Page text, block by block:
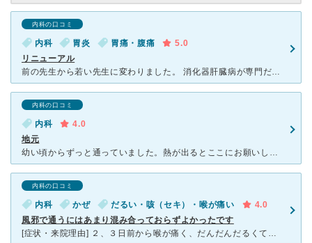
内科の口コミ
内科 胃炎 胃痛・腹痛
5.0
リニューアル
前の先生から若い先生に変わりました。 消化器肝臓病が専門だそうです。 丁寧に説明してもらいました。 前から胃腸の調子が悪かったので内視鏡をしてもらいました。 鼻からなので痛くなくあっという間に
内科の口コミ
内科
4.0
地元
幼い頃からずっと通っていました。熱が出るとここにお願いしていました。先生も看護師さんも受け付けの人もベテランさんが多く、安心感がありますし、テキパキと対応してくれます。キッズスペースもあり、子供連れの
内科の口コミ
内科 かぜ だるい・咳（セキ）・喉が痛い
4.0
風邪で通うにはあまり混み合っておらずよかったです
[症状・来院理由] ２、３日前から喉が痛く、だんだんだるくて咳も出るようになったため、仕事に差し支える前に 薬を処方してもらおうと行きました。 [医師の診断・治療法] 熱が出ていないか、下痢の